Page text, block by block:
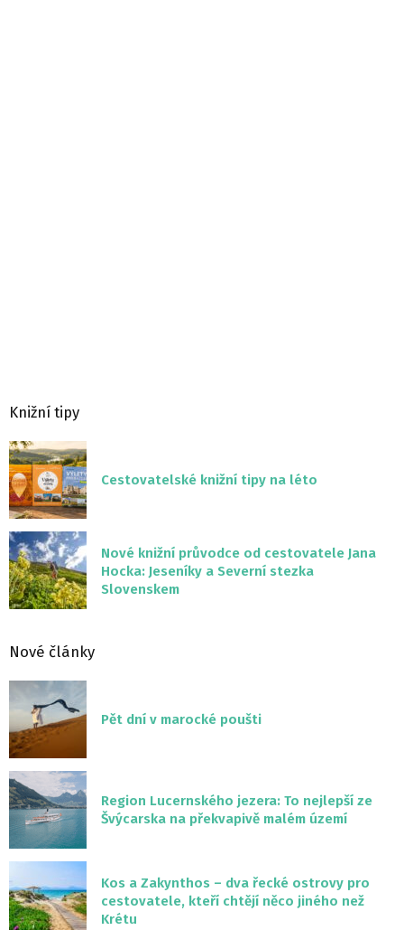
Knižní tipy
Cestovatelské knižní tipy na léto
Nové knižní průvodce od cestovatele Jana
Hocka: Jeseníky a Severní stezka
Slovenskem
Nové články
Pět dní v marocké poušti
Region Lucernského jezera: To nejlepší ze
Švýcarska na překvapivě malém území
Kos a Zakynthos – dva řecké ostrovy pro
cestovatele, kteří chtějí něco jiného než
Krétu